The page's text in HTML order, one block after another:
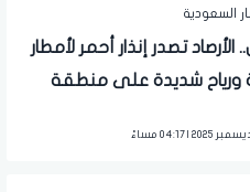
السعودية
الأرصاد تصدر إنذار أحمر لأمطار
ورياح شديدة على منطقة